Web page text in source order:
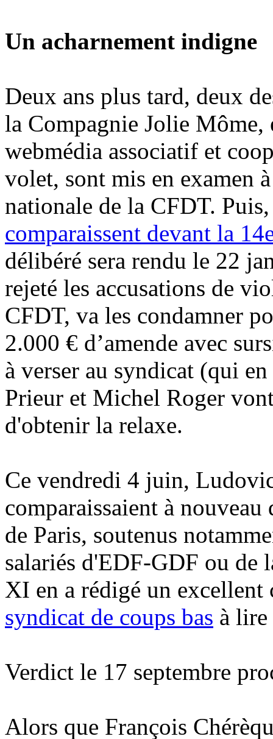
Un acharnement indigne
Deux ans plus tard, deux
la Compagnie Jolie
webmédia associatif et
volet, sont mis en examen
nationale de la CFDT.
comparaissent devant la
délibéré sera rendu le 22
rejeté les accusations de
CFDT, va les condamner
2.000 € d’amende avec
à verser au syndicat (qui
Prieur et Michel Roger
d'obtenir la relaxe.
Ce vendredi 4 juin,
comparaissaient à
de Paris, soutenus
salariés d'EDF-GDF ou de
XI en a rédigé un
syndicat de coups bas à lire
Verdict le 17 septembre
Alors que François